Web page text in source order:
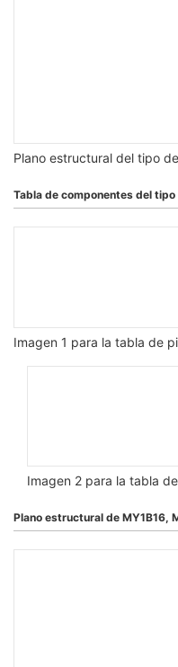
Plano estructural del tipo
Tabla de componentes del
Imagen 1 para la tabla de
Imagen 2 para la tabla
Plano estructural de MY1B16,